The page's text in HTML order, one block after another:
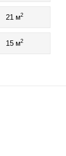
21 м2
15 м2